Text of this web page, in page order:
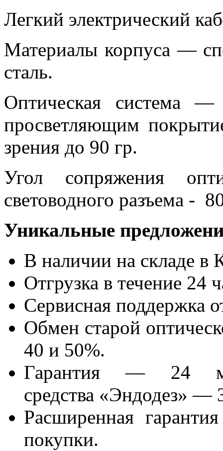
Легкий электрический
Материалы корпуса —
сталь.
Оптическая система —
просветляющим
зрения до 90 гр.
Угол сопряжения
световодного разъема -
Уникальные
В наличии на складе в
Отгрузка в течение 24
Сервисная поддержка
Обмен старой
40 и 50%.
Гарантия — 24
средства «Эндодез»
Расширенная
покупки.